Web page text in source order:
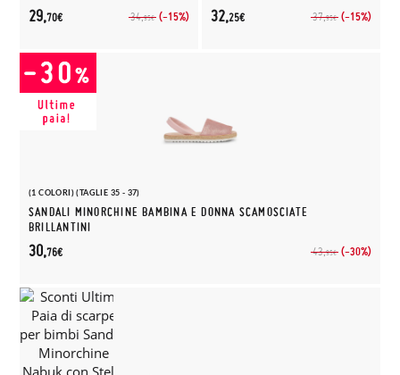
34,95€ (-15%)
29,70€ 37,95€ (-15%)
32,25€
(1 COLORI) (TAGLIE 35 - 37)
SANDALI MINORCHINE BAMBINA E DONNA SCAMOSCIATE
BRILLANTINI
43,95€ (-30%)
30,76€